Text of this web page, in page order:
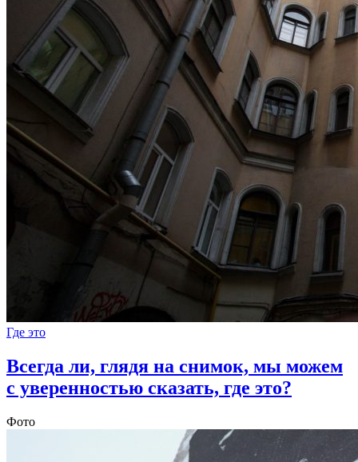
Где это
Всегда ли, глядя на снимок, мы можем
с уверенностью сказать, где это?
Фото